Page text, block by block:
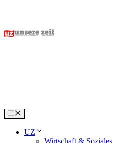
content
Menu
UZ